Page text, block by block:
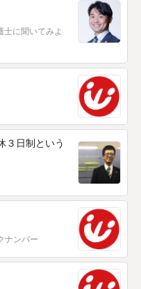
士に聞いてみよ
３日制という
ナンバー